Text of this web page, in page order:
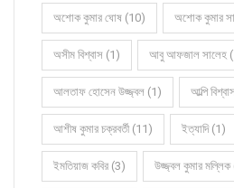
অশোক কুমার ঘোষ (10) অশোক কুমার
অসীম বিশ্বাস (1) আবু আফজাল সালেহ
আলতাফ হোসেন উজ্জ্বল (1) আল্পি
আশীষ কুমার চক্রবর্তী (11) ইত্যাদি (1)
ইমতিয়াজ কবির (3) উজ্জ্বল কুমার